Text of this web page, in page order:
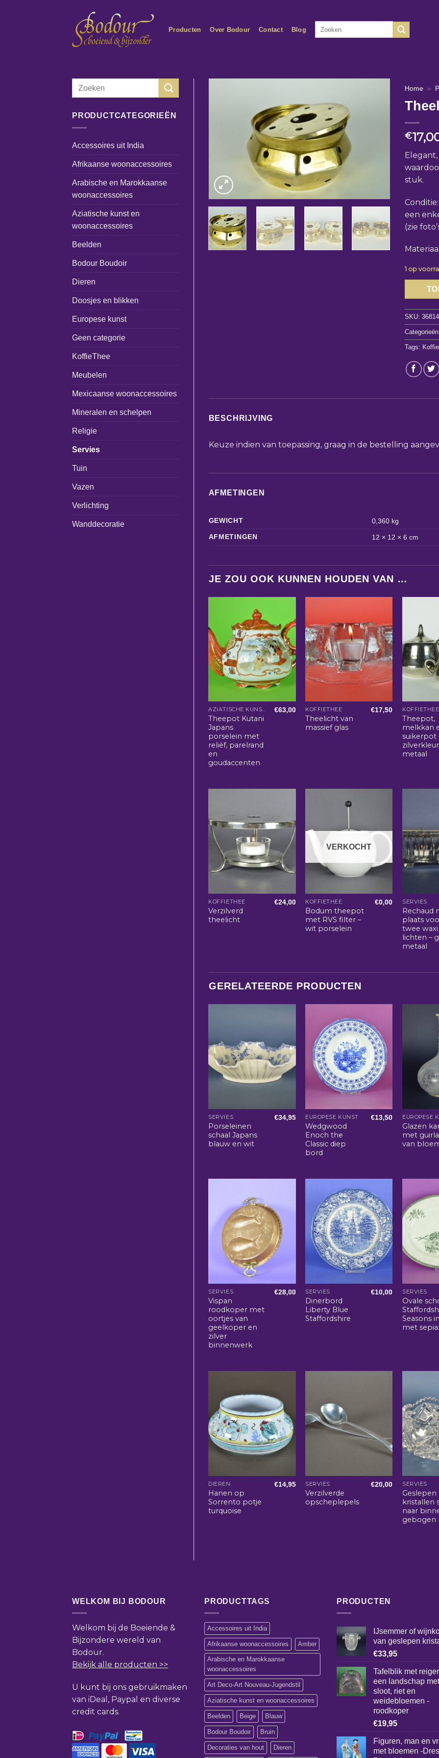
Producten Over Bodour Contact Blog
Zoeken
PRODUCTCATEGORIEËN
Accessoires uit India
Afrikaanse woonaccessoires
Arabische en Marokkaanse
woonaccessoires
Aziatische kunst en
woonaccessoires
Beelden
Bodour Boudoir
Dieren
Doosjes en blikken
Europese kunst
Geen categorie
KoffieThee
Meubelen
Mexicaanse woonaccessoires
Mineralen en schelpen
Religie
Servies
Tuin
Vazen
Verlichting
Wanddecoratie
Home »
€
stuk.
een
(zie
1 op
SKU:36814
Tags:
BESCHRIJVING
Keuze indien van toepassing, graag in de bestelling
AFMETINGEN
GEWICHT
0,360 kg
AFMETINGEN
12 × 12 × 6 cm
JE ZOU OOK KUNNEN HOUDEN VAN …
AZIATISCHE KUNST EN WOONACCESSOIRES
Theepot Kutani
Japans
porselein met
reliëf, parelrand
en
goudaccenten
€63,00 KOFFIETHEE
Theelicht van
massief glas
€17,50 KOFFIETHEE
Theepot,
melkkan
suikerpot
metaal
KOFFIETHEE
Verzilverd
theelicht
€24,00
VERKOCHT
KOFFIETHEE
Bodum theepot
met RVS filter –
wit porselein
€0,00 SERVIES
Rechaud
plaats
twee
lichten –
metaal
GERELATEERDE PRODUCTEN
SERVIES
Porseleinen
schaal Japans
blauw en wit
€34,95 EUROPESE KUNST
Wedgwood
Enoch the
Classic diep
bord
€13,50 EUROPESE
Glazen
met
van
SERVIES
Vispan
roodkoper met
oortjes van
geelkoper en
zilver
binnenwerk
€28,00 SERVIES
Dinerbord
Liberty Blue
Staffordshire
€10,00 SERVIES
Ovale
Seasons
met
DIEREN
Hanen op
Sorrento potje
turquoise
€14,95 SERVIES
Verzilverde
opscheplepels
€20,00 SERVIES
Geslepen
kristallen
naar
gebogen
WELKOM BIJ BODOUR
Welkom bij de Boeiende &
Bijzondere wereld van
Bodour.
Bekijk alle producten >>
U kunt bij ons gebruikmaken
van iDeal, Paypal en diverse
credit cards.
PRODUCTTAGS
Accessoires uit India
Afrikaanse woonaccessoires Amber
Arabische en Marokkaanse
woonaccessoires
Art Deco-Art Nouveau-Jugendstil
Aziatische kunst en woonaccessoires
Beelden Beige Blauw
Bodour Boudoir Bruin
Decoraties van hout Dieren
PRODUCTEN
IJsemmer of
van geslepen
€33,95
Tafelblik met
een landschap met
sloot, riet en
weidebloemen -
roodkoper
€19,95
Figuren, man en
met bloemen -